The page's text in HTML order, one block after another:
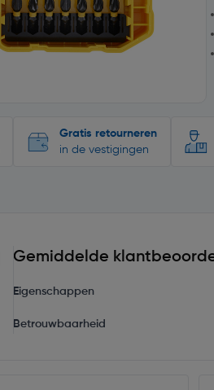
Gratis retourneren
in de vestigingen
Gemiddelde
Eigenschappen
Betrouwbaarheid